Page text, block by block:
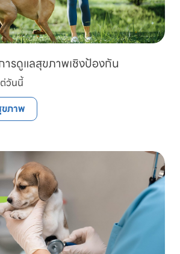
ารดูแลสุขภาพเชิงป้องกัน
วันนี้
ขภาพ